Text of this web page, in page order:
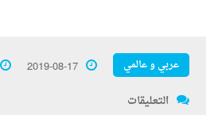
عربي و عالمي 2019-08-17
التعليقات